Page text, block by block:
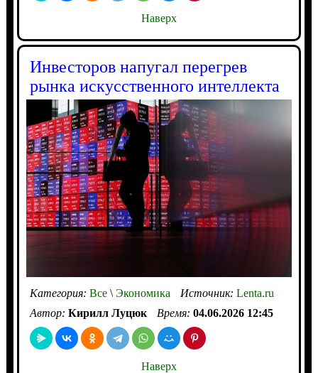
Наверх
Инвесторов напугал перегрев
рынка искусственного интеллекта
Категория: Все\Экономика Источник: Lenta.ru
Автор: Кирилл Луцюк Время: 04.06.2026 12:45
Наверх